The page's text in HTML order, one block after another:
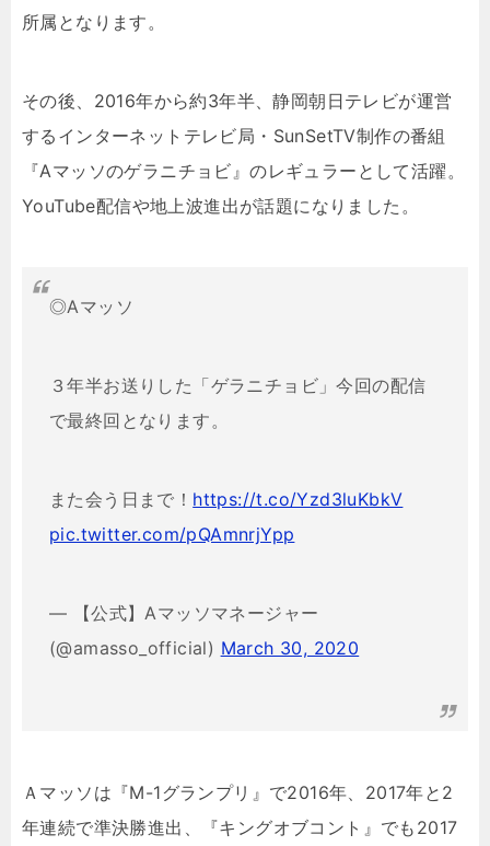
所属となります。
その後、2016年から約3年半、静岡朝日テレビが運営
するインターネットテレビ局・SunSetTV制作の番組
『Aマッソのゲラニチョビ』のレギュラーとして活躍。
YouTube配信や地上波進出が話題になりました。
◎Aマッソ
３年半お送りした「ゲラニチョビ」今回の配信
で最終回となります。
また会う日まで！ https://t.co/Yzd3luKbkV
pic.twitter.com/pQAmnrjYpp
— 【公式】Aマッソマネージャー
(@amasso_official) March 30, 2020
Ａマッソは『M-1グランプリ』で2016年、2017年と2
年連続で準決勝進出、『キングオブコント』でも2017